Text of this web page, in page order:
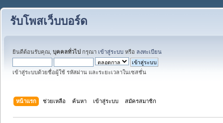
รับโพสเว็บบอร์ด
ยินดีต้อนรับคุณ, บุคคลทั่วไป กรุณา เข้าสู่ระบบ หรือ ลงทะเบียน
เข้าสู่ระบบด้วยชื่อผู้ใช้ รหัสผ่าน และระยะเวลาในเซสชั่น
หน้าแรก ช่วยเหลือ ค้นหา เข้าสู่ระบบ สมัครสมาชิก